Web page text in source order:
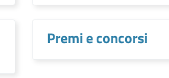
Premi e concorsi